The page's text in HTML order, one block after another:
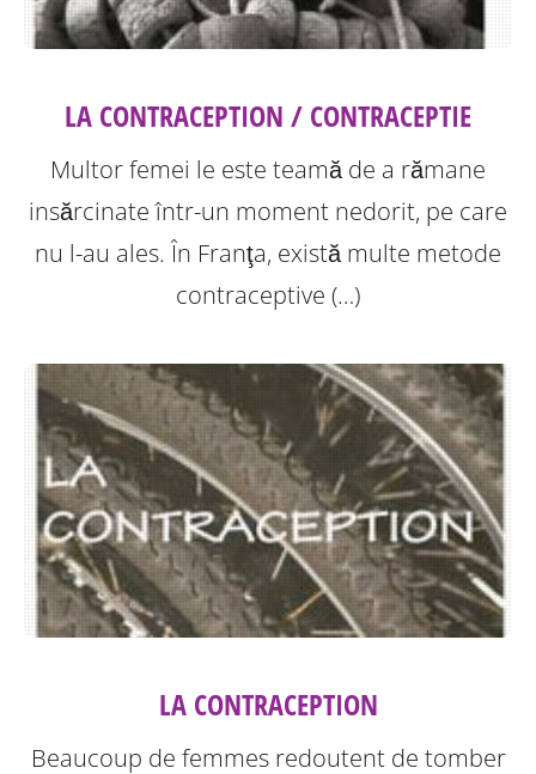
LA CONTRACEPTION / CONTRACEPTIE
Multor femei le este teamă de a rămane
insărcinate într-un moment nedorit, pe care
nu l-au ales. În Franţa, există multe metode
contraceptive (…)
LA CONTRACEPTION
Beaucoup de femmes redoutent de tomber